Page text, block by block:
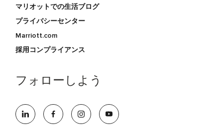
マリオットでの生活ブログ
プライバシーセンター
Marriott.com
採用コンプライアンス
フォローしよう